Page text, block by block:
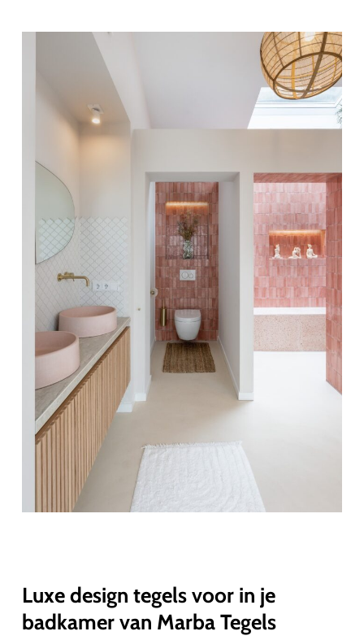
Luxe design tegels voor in je
badkamer van Marba Tegels